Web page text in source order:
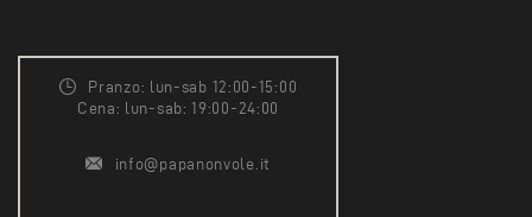
Pranzo: lun-sab 12:00-15:00
Cena: lun-sab: 19:00-24:00
info@papanonvole.it